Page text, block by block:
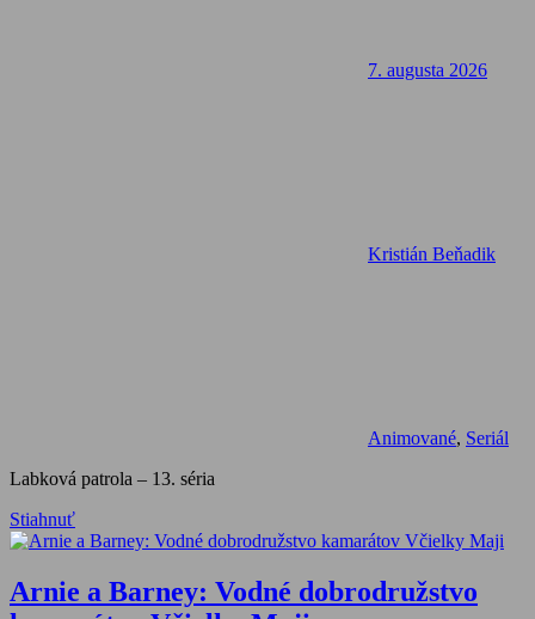
7. augusta 2026
Kristián Beňadik
Animované, Seriál
Labková patrola – 13. séria
Stiahnuť
Arnie a Barney: Vodné dobrodružstvo